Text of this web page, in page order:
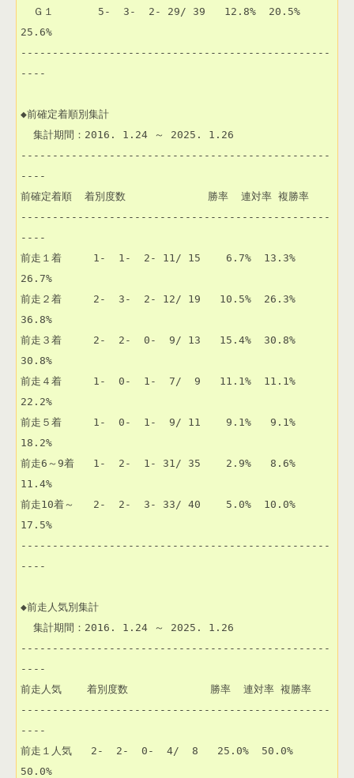
25.6%
-------------------------------------------------
----
◆前確定着順別集計
-------------------------------------------------
----
前確定着順  着別度数             勝率  連対率 複勝率
-------------------------------------------------
----
前走１着     1-  1-  2- 11/ 15    6.7%  13.3%
26.7%
前走２着     2-  3-  2- 12/ 19   10.5%  26.3%
36.8%
前走３着     2-  2-  0-  9/ 13   15.4%  30.8%
30.8%
前走４着     1-  0-  1-  7/  9   11.1%  11.1%
22.2%
前走５着     1-  0-  1-  9/ 11    9.1%   9.1%
18.2%
前走6～9着   1-  2-  1- 31/ 35    2.9%   8.6%
11.4%
前走10着～   2-  2-  3- 33/ 40    5.0%  10.0%
17.5%
-------------------------------------------------
----
◆前走人気別集計
-------------------------------------------------
----
前走人気    着別度数             勝率  連対率 複勝率
-------------------------------------------------
----
前走１人気   2-  2-  0-  4/  8   25.0%  50.0%
50.0%